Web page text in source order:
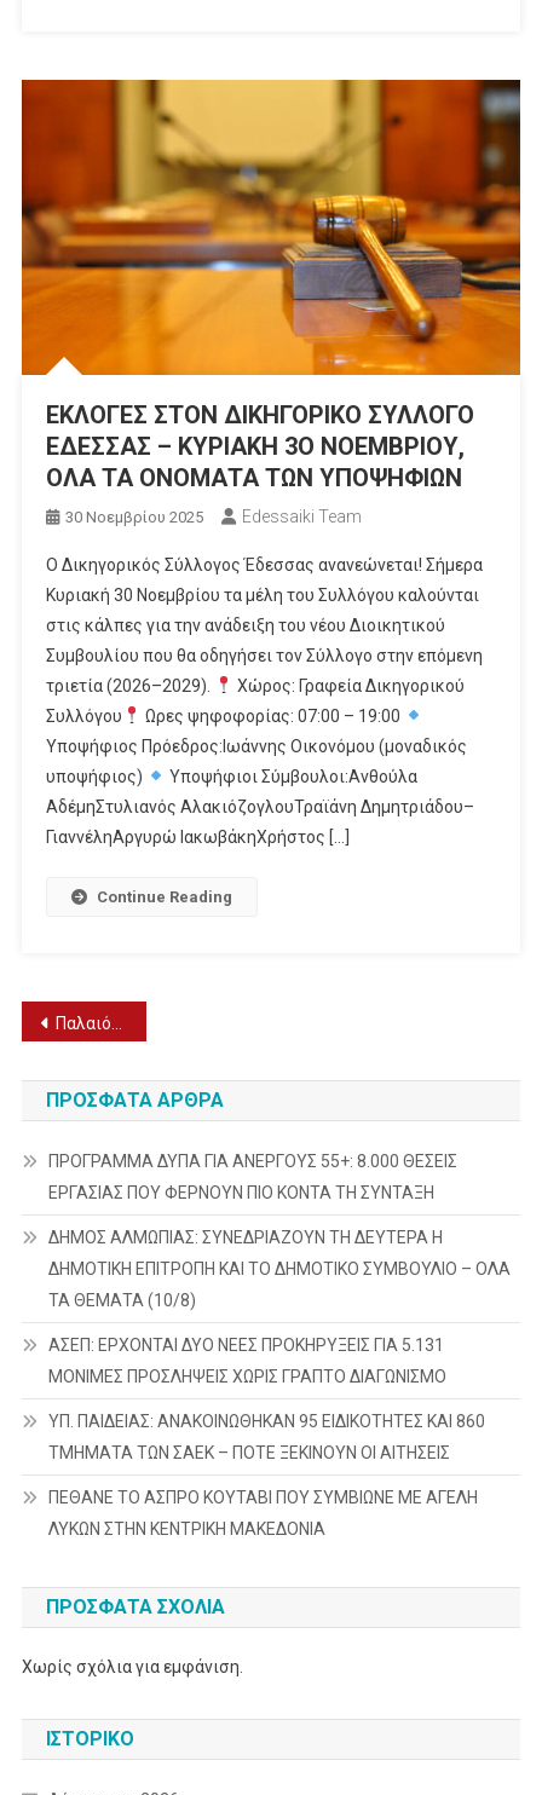
ΕΚΛΟΓΕΣ ΣΤΟΝ ΔΙΚΗΓΟΡΙΚΟ ΣΥΛΛΟΓΟ
ΕΔΕΣΣΑΣ – ΚΥΡΙΑΚΗ 3Ο ΝΟΕΜΒΡΙΟΥ,
ΟΛΑ ΤΑ ΟΝΟΜΑΤΑ ΤΩΝ ΥΠΟΨΗΦΙΩΝ
30 Νοεμβρίου 2025 Edessaiki Team
Ο Δικηγορικός Σύλλογος Έδεσσας ανανεώνεται! Σήμερα
Κυριακή 30 Νοεμβρίου τα μέλη του Συλλόγου καλούνται
στις κάλπες για την ανάδειξη του νέου Διοικητικού
Συμβουλίου που θα οδηγήσει τον Σύλλογο στην επόμενη
τριετία (2026–2029).
Χώρος: Γραφεία Δικηγορικού
Συλλόγου
Ωρες ψηφοφορίας: 07:00 – 19:00
Υποψήφιος Πρόεδρος:Ιωάννης Οικονόμου (μοναδικός
υποψήφιος)
Υποψήφιοι Σύμβουλοι:Ανθούλα
ΑδέμηΣτυλιανός ΑλακιόζογλουΤραϊάνη Δημητριάδου–
ΓιαννέληΑργυρώ ΙακωβάκηΧρήστος […]
Continue Reading
Πλοήγηση
άρθρων
Παλαιότερα άρθρα
ΠΡΌΣΦΑΤΑ ΆΡΘΡΑ
ΠΡΟΓΡΑΜΜΑ ΔΥΠΑ ΓΙΑ ΑΝΕΡΓΟΥΣ 55+: 8.000 ΘΕΣΕΙΣ
ΕΡΓΑΣΙΑΣ ΠΟΥ ΦΕΡΝΟΥΝ ΠΙΟ ΚΟΝΤΑ ΤΗ ΣΥΝΤΑΞΗ
ΔΗΜΟΣ ΑΛΜΩΠΙΑΣ: ΣΥΝΕΔΡΙΑΖΟΥΝ ΤΗ ΔΕΥΤΕΡΑ H
ΔΗΜΟΤΙΚΗ ΕΠΙΤΡΟΠΗ ΚΑΙ ΤΟ ΔΗΜΟΤΙΚΟ ΣΥΜΒΟΥΛΙΟ – ΟΛΑ
ΤΑ ΘΕΜΑΤΑ (10/8)
ΑΣΕΠ: ΕΡΧΟΝΤΑΙ ΔΥΟ ΝΕΕΣ ΠΡΟΚΗΡΥΞΕΙΣ ΓΙΑ 5.131
ΜΟΝΙΜΕΣ ΠΡΟΣΛΗΨΕΙΣ ΧΩΡΙΣ ΓΡΑΠΤΟ ΔΙΑΓΩΝΙΣΜΟ
ΥΠ. ΠΑΙΔΕΙΑΣ: ΑΝΑΚΟΙΝΩΘΗΚΑΝ 95 ΕΙΔΙΚΟΤΗΤΕΣ ΚΑΙ 860
ΤΜΗΜΑΤΑ ΤΩΝ ΣΑΕΚ – ΠΟΤΕ ΞΕΚΙΝΟΥΝ ΟΙ ΑΙΤΗΣΕΙΣ
ΠΕΘΑΝΕ ΤΟ ΑΣΠΡΟ ΚΟΥΤΑΒΙ ΠΟΥ ΣΥΜΒΙΩΝΕ ΜΕ ΑΓΕΛΗ
ΛΥΚΩΝ ΣΤΗΝ ΚΕΝΤΡΙΚΗ ΜΑΚΕΔΟΝΙΑ
ΠΡΌΣΦΑΤΑ ΣΧΌΛΙΑ
Χωρίς σχόλια για εμφάνιση.
ΙΣΤΟΡΙΚΌ